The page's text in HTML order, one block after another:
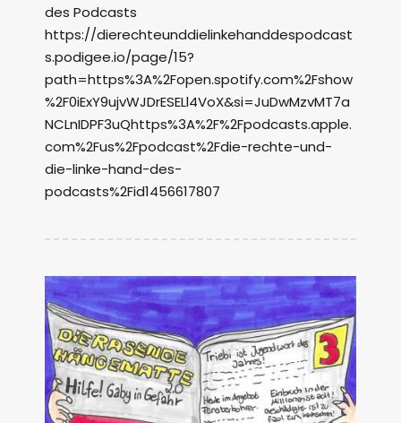
des Podcasts
https://dierechteunddielinkehanddespodcast
s.podigee.io/page/15?
path=https%3A%2Fopen.spotify.com%2Fshow
%2F0iExY9ujvWJDrESELl4VoX&si=JuDwMzvMT7a
NCLnIDPF3uQhttps%3A%2F%2Fpodcasts.apple.
com%2Fus%2Fpodcast%2Fdie-rechte-und-
die-linke-hand-des-
podcasts%2Fid1456617807